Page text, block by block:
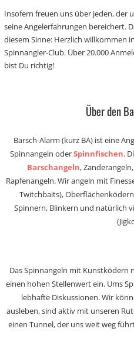
Insofern freuen uns über jeden, der
seine Angelerfahrungen bereichert.
diesem Sinne: Herzlich willkommen
Spinnangler-Club. Über 20.000
bist Du richtig!
Über den
Barsch-Alarm (kurz BA) ist eine
Spinnangeln oderSpinnfischen.
Barschangeln,
Rapfenangeln. Wir angeln mit
Twitchbaits),
Spinnern, Blinkern und natürlich
Das Spinnangeln mit Kunstködern
einen hohen Stellenwert ein. Ums
lebhafte Diskussionen. Wir
ausleben, sind aktiv mit unseren
einen Tunnel, der uns weit weg